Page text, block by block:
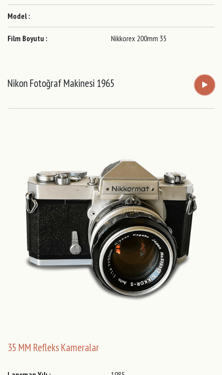
Model :
Film Boyutu : Nikkorex 200mm 35
Nikon Fotoğraf Makinesi 1965
35 MM Refleks Kameralar